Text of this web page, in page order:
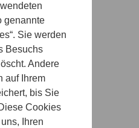
genannte
Sie werden
Besuchs
Andere
auf Ihrem
bis Sie
Cookies
Ihren